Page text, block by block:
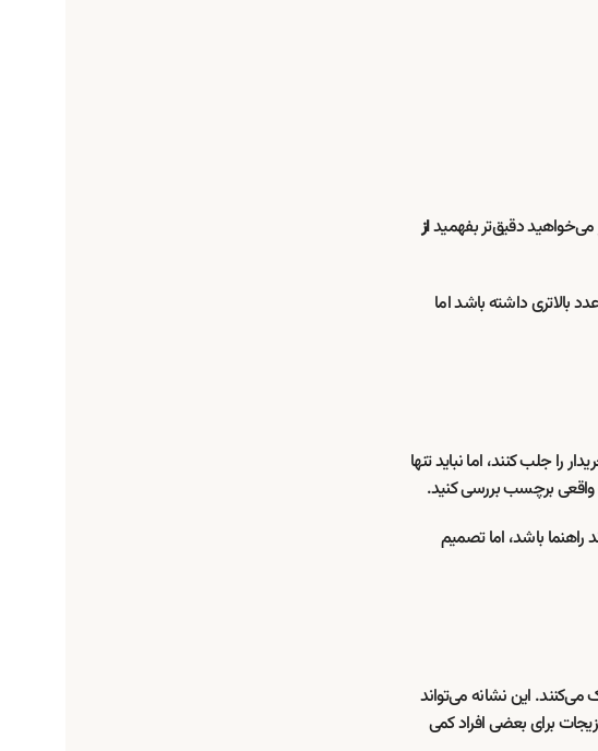
می‌خواهید دقیق‌تر بفهمیداز
داشته باشد اما
جلب کنند، اما نباید تنها
واقعی برچسب بررسی کنید.
باشد، اما تصمیم
این نشانه می‌تواند
برای بعضی افراد کمی